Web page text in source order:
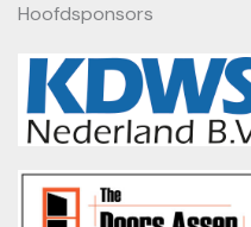
Hoofdsponsors